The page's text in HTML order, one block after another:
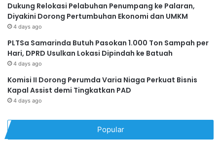
Dukung Relokasi Pelabuhan Penumpang ke Palaran,
Diyakini Dorong Pertumbuhan Ekonomi dan UMKM
4 days ago
PLTSa Samarinda Butuh Pasokan 1.000 Ton Sampah per
Hari, DPRD Usulkan Lokasi Dipindah ke Batuah
4 days ago
Komisi II Dorong Perumda Varia Niaga Perkuat Bisnis
Kapal Assist demi Tingkatkan PAD
4 days ago
Popular